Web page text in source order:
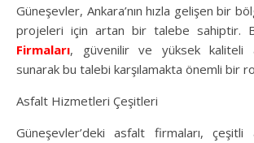
Güneşevler, Ankara’nın hızla gelişen bir
projeleri için artan bir talebe sahiptir.
Firmaları, güvenilir ve yüksek kaliteli
sunarak bu talebi karşılamakta önemli bir
Asfalt Hizmetleri Çeşitleri
Güneşevler’deki asfalt firmaları,